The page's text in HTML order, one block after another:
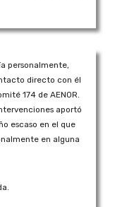
personalmente,
directo con él
174 de AENOR.
aportó
escaso en el que
en alguna